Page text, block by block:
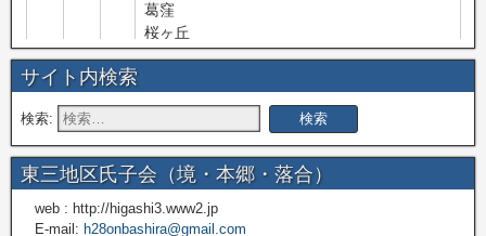
葛窪
桜ヶ丘
富里
10 8 土
9 日
信濃境
机
10 10 月 立沢上羽場
サイト内検索
検索:
東三地区氏子会（境・本郷・落合）
web : http://higashi3.www2.jp
E-mail: h28onbashira@gmail.com